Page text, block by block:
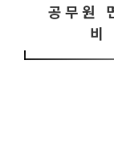
공무원
비